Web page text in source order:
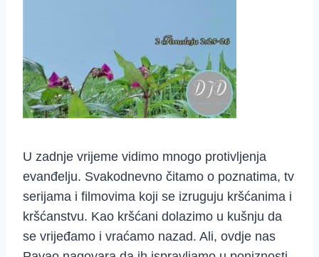
U zadnje vrijeme vidimo mnogo protivljenja
evanđelju. Svakodnevno čitamo o poznatima, tv
serijama i filmovima koji se izruguju kršćanima i
kršćanstvu. Kao kršćani dolazimo u kušnju da
se vrijeđamo i vraćamo nazad. Ali, ovdje nas